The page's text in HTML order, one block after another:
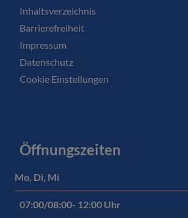
Inhaltsverzeichnis
Barrierefreiheit
Impressum
Datenschutz
Cookie Einstellungen
Öffnungszeiten
Mo, Di, Mi
07:00/08:00- 12:00 Uhr